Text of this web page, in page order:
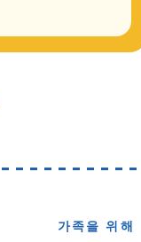
가족을 위해